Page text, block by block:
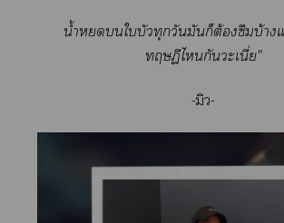
น้ำใบัวทุกวันมันก็ต้องซึมบ้างแ
ทฤษฏีไกันะเนี่ย"
-มิว-